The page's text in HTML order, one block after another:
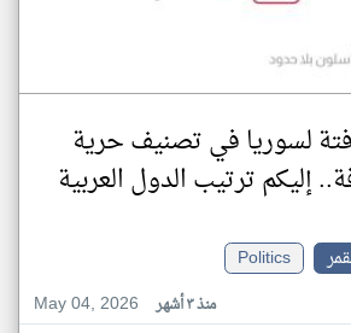
لسوريا في تصنيف حرية
إليكم ترتيب الدول العربية
Politics
May 04, 2026
منذ ٣ أشهر